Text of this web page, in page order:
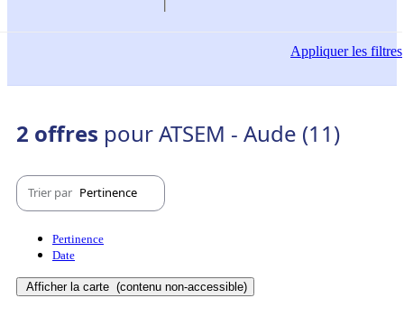
Appliquerles filtres
2 offres pour ATSEM - Aude (11)
Trier par Pertinence
Pertinence
Date
Afficher la carte (contenu non-accessible)